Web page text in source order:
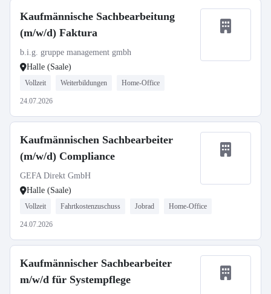
Kaufmännische Sachbearbeitung
(m/w/d) Faktura
b.i.g. gruppe management gmbh
Halle (Saale)
Vollzeit Weiterbildungen Home-Office
24.07.2026
Kaufmännischen Sachbearbeiter
(m/w/d) Compliance
GEFA Direkt GmbH
Halle (Saale)
Vollzeit Fahrtkostenzuschuss Jobrad Home-Office
24.07.2026
Kaufmännischer Sachbearbeiter
m/w/d für Systempflege